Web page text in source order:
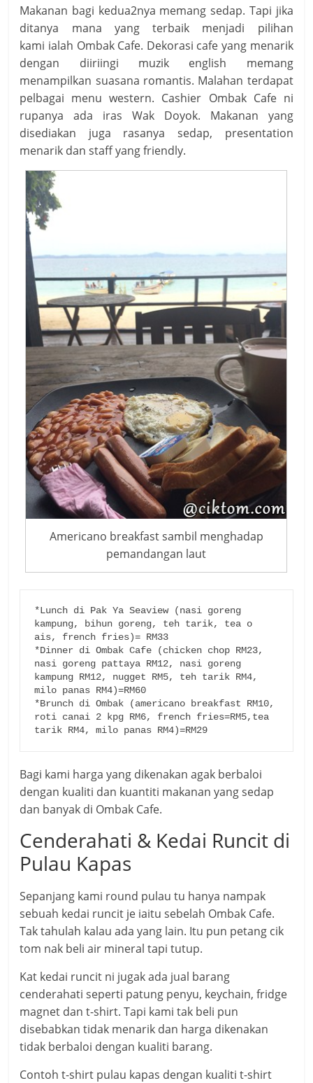
Makanan bagi kedua2nya memang sedap. Tapi jika
ditanya mana yang terbaik menjadi pilihan
kami ialah Ombak Cafe. Dekorasi cafe yang menarik
dengan diiriingi muzik english memang
menampilkan suasana romantis. Malahan terdapat
pelbagai menu western. Cashier Ombak Cafe ni
rupanya ada iras Wak Doyok. Makanan yang
disediakan juga rasanya sedap, presentation
menarik dan staff yang friendly.
Americano breakfast sambil menghadap
pemandangan laut
*Lunch di Pak Ya Seaview (nasi goreng
kampung, bihun goreng, teh tarik, tea o
ais, french fries)= RM33
*Dinner di Ombak Cafe (chicken chop RM23,
nasi goreng pattaya RM12, nasi goreng
kampung RM12, nugget RM5, teh tarik RM4,
milo panas RM4)=RM60
*Brunch di Ombak (americano breakfast RM10,
roti canai 2 kpg RM6, french fries=RM5,tea
tarik RM4, milo panas RM4)=RM29
Bagi kami harga yang dikenakan agak berbaloi
dengan kualiti dan kuantiti makanan yang sedap
dan banyak di Ombak Cafe.
Cenderahati & Kedai Runcit di
Pulau Kapas
Sepanjang kami round pulau tu hanya nampak
sebuah kedai runcit je iaitu sebelah Ombak Cafe.
Tak tahulah kalau ada yang lain. Itu pun petang cik
tom nak beli air mineral tapi tutup.
Kat kedai runcit ni jugak ada jual barang
cenderahati seperti patung penyu, keychain, fridge
magnet dan t-shirt. Tapi kami tak beli pun
disebabkan tidak menarik dan harga dikenakan
tidak berbaloi dengan kualiti barang.
Contoh t-shirt pulau kapas dengan kualiti t-shirt